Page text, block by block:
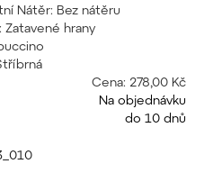
Nátěr: Bez nátěru
Zatavené hrany
Cena: 278,00 Kč
Na objednávku
do 10 dnů